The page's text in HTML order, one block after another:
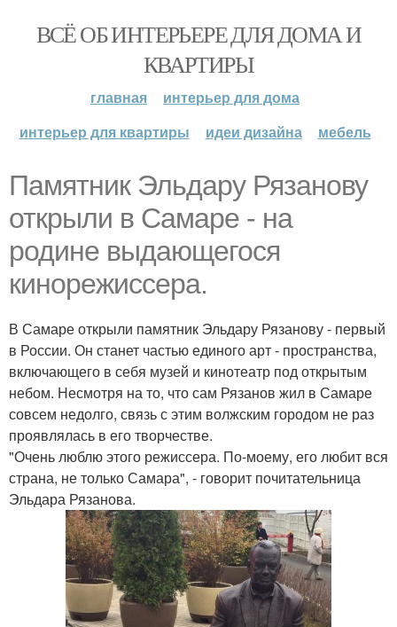
ВСЁ ОБ ИНТЕРЬЕРЕ ДЛЯ ДОМА И
КВАРТИРЫ
главная
интерьер для дома
интерьер для квартиры
идеи дизайна мебель
Памятник Эльдару Рязанову
открыли в Самаре - на
родине выдающегося
кинорежиссера.
В Самаре открыли памятник Эльдару Рязанову - первый
в России. Он станет частью единого арт - пространства,
включающего в себя музей и кинотеатр под открытым
небом. Несмотря на то, что сам Рязанов жил в Самаре
совсем недолго, связь с этим волжским городом не раз
проявлялась в его творчестве.
"Очень люблю этого режиссера. По-моему, его любит вся
страна, не только Самара", - говорит почитательница
Эльдара Рязанова.